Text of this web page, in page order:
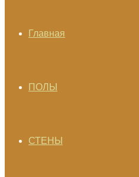
Главная
ПОЛЫ
СТЕНЫ